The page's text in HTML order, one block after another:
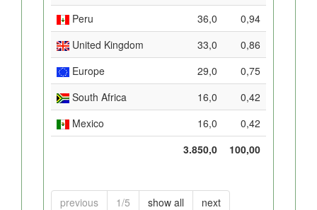
Peru
36,0
0,94
United Kingdom
33,0
0,86
Europe
29,0
0,75
South Africa
16,0
0,42
Mexico
16,0
0,42
3.850,0
100,00
previous 1/5 show all next